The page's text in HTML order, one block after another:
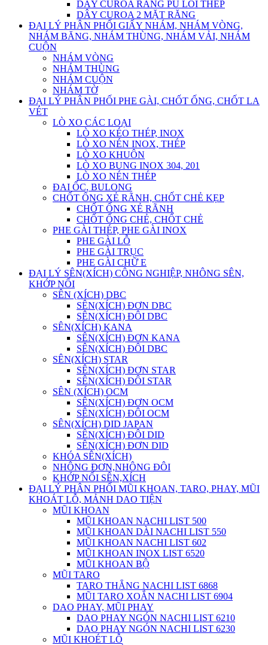
DÂY CUROA RĂNG PU LÕI THÉP
DÂY CUROA 2 MẶT RĂNG
ĐẠI LÝ PHÂN PHỐI GIẤY NHÁM, NHÁM VÒNG,
NHÁM BĂNG, NHÁM THÙNG, NHÁM VẢI, NHÁM
CUỘN
NHÁM VÒNG
NHÁM THÙNG
NHÁM CUỘN
NHÁM TỜ
ĐẠI LÝ PHÂN PHỐI PHE GÀI, CHỐT ỐNG, CHỐT LA
VÉT
LÒ XO CÁC LOẠI
LÒ XO KÉO THÉP, INOX
LÒ XO NÉN INOX, THÉP
LÒ XO KHUÔN
LÒ XO BUNG INOX 304, 201
LÒ XO NÉN THÉP
ĐAI ỐC, BULONG
CHỐT ỐNG XẺ RÃNH, CHỐT CHẺ KẸP
CHỐT ỐNG XẺ RÃNH
CHỐT ỐNG CHẺ, CHỐT CHẺ
PHE GÀI THÉP, PHE GÀI INOX
PHE GÀI LỖ
PHE GÀI TRỤC
PHE GÀI CHỮ E
ĐẠI LÝ SÊN(XÍCH) CÔNG NGHIỆP, NHÔNG SÊN,
KHỚP NỐI
SÊN (XÍCH) DBC
SÊN(XÍCH) ĐƠN DBC
SÊN(XÍCH) ĐÔI DBC
SÊN(XÍCH) KANA
SÊN(XÍCH) ĐƠN KANA
SÊN(XÍCH) ĐÔI DBC
SÊN(XÍCH) STAR
SÊN(XÍCH) ĐƠN STAR
SÊN(XÍCH) ĐÔI STAR
SÊN (XÍCH) OCM
SÊN(XÍCH) ĐƠN OCM
SÊN(XÍCH) ĐÔI OCM
SÊN(XÍCH) DID JAPAN
SÊN(XÍCH) ĐÔI DID
SÊN(XÍCH) ĐƠN DID
KHÓA SÊN(XÍCH)
NHÔNG ĐƠN,NHÔNG ĐÔI
KHỚP NỐI SÊN,XÍCH
ĐẠI LÝ PHÂN PHỐI MŨI KHOAN, TARO, PHAY, MŨI
KHOÁT LỖ, MẢNH DAO TIỆN
MŨI KHOAN
MŨI KHOAN NACHI LIST 500
MŨI KHOAN DÀI NACHI LIST 550
MŨI KHOAN NACHI LIST 602
MŨI KHOAN INOX LIST 6520
MŨI KHOAN BỘ
MŨI TARO
TARO THẲNG NACHI LIST 6868
MŨI TARO XOẮN NACHI LIST 6904
DAO PHAY, MŨI PHAY
DAO PHAY NGÓN NACHI LIST 6210
DAO PHAY NGÓN NACHI LIST 6230
MŨI KHOÉT LỖ